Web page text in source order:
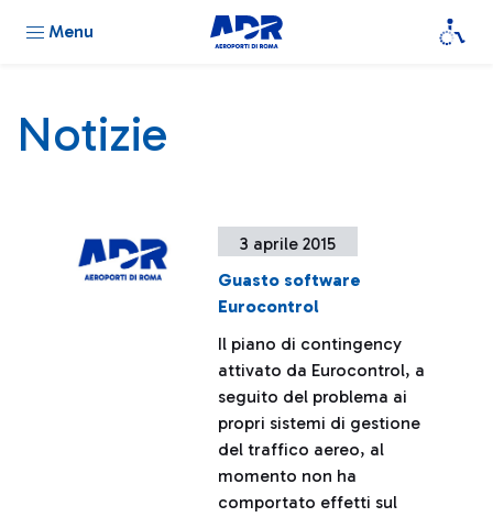
Menu
Notizie
3 aprile 2015
Guasto software
Eurocontrol
Il piano di contingency
attivato da Eurocontrol, a
seguito del problema ai
propri sistemi di gestione
del traffico aereo, al
momento non ha
comportato effetti sul